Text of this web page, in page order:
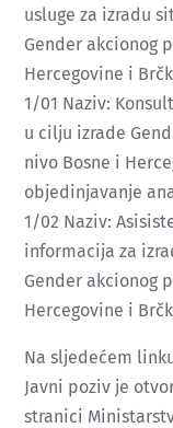
usluge za izradu
Gender akcionog
Hercegovine i
1/01 Naziv:
u cilju izrade
nivo Bosne i
objedinjavanje
1/02 Naziv:
informacija za
Gender akcionog
Hercegovine i
Na sljedećem
Javni poziv je
stranici